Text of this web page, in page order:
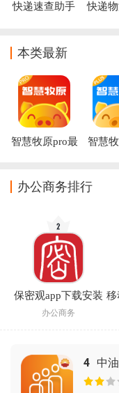
快递速查助手
快递
本类最新
智慧牧原pro最
智慧
办公商务排行
保密观app下载安装
办公商务
移
4 中